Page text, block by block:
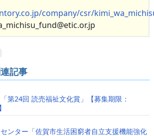
company/csr/
記事
第24回 読売福祉文化賞」【募集期限：
ンター「佐賀市生活困窮者自立支援機能強化